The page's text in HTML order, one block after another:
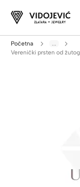
Početna
...
Verenički prsten od